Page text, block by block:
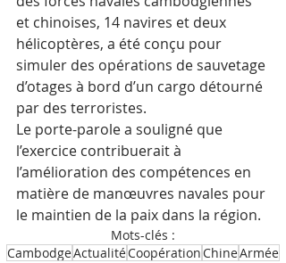
et chinoises, 14 navires et deux
hélicoptères, a été conçu pour
simuler des opérations de sauvetage
d’otages à bord d’un cargo détourné
par des terroristes.
Le porte-parole a souligné que
l’exercice contribuerait à
l’amélioration des compétences en
matière de manœuvres navales pour
le maintien de la paix dans la région.
Mots-clés :
CambodgeActualitéCoopérationChineArmée